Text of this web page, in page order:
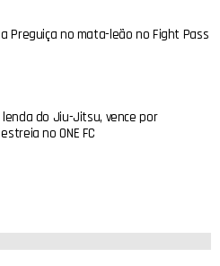
Preguiça no mata-leão no Fight Pass
lenda do Jiu-Jitsu, vence por
no ONE FC